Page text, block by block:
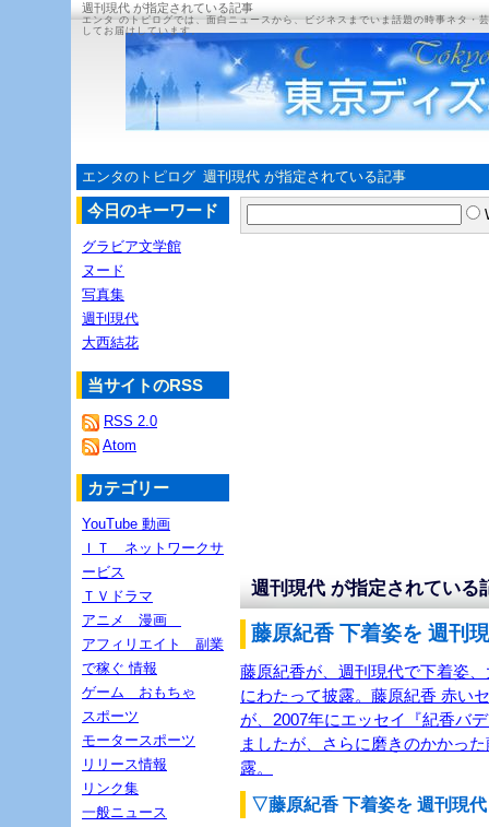
週刊現代 が指定されている記事
エンタ のトピログでは、面白ニュースから、ビジネスまでいま話題の時事ネタ
してお届けしています。
エンタのトピログ 週刊現代 が指定されている記事
週刊現代 が指定されている
藤原紀香 下着姿を 週刊
藤原紀香が、週刊現代で下着姿
にわたって披露。藤原紀香 赤い
が、2007年にエッセイ『紀香バ
ましたが、さらに磨きのかかっ
露。
▽藤原紀香 下着姿を 週刊現
今日のキーワード
グラビア文学館
ヌード
写真集
週刊現代
大西結花
当サイトのRSS
RSS 2.0
Atom
カテゴリー
YouTube 動画
ＩＴ ネットワークサ
ービス
ＴＶドラマ
アニメ 漫画
アフィリエイト 副業
で稼ぐ 情報
ゲーム おもちゃ
スポーツ
モータースポーツ
リリース情報
リンク集
一般ニュース